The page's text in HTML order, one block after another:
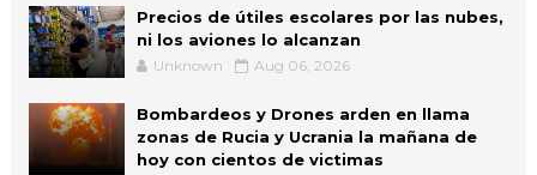
Precios de útiles escolares por las nubes,
ni los aviones lo alcanzan
Unknown Aug 06, 2026
Bombardeos y Drones arden en llama
zonas de Rucia y Ucrania la mañana de
hoy con cientos de victimas